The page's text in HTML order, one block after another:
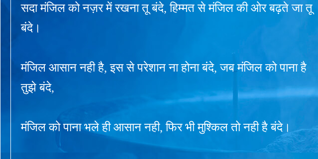
सदा मंजिल को नज़र में रखना तू बंदे, हिम्मत से मंजिल की ओर बढ़ते जा तू
बंदे।
मंजिल आसान नही है, इस से परेशान ना होना बंदे, जब मंजिल को पाना है
तुझे बंदे,
मंजिल को पाना भले ही आसान नही, फिर भी मुश्किल तो नही है बंदे।